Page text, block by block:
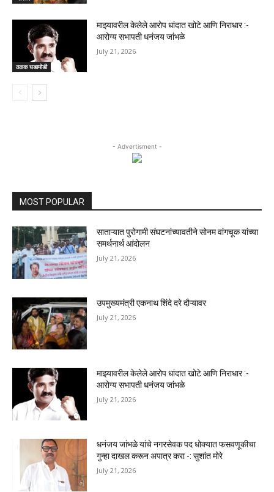
ठळक घडामोडी
माझ्यावरील केलेले आरोप धांदात खोटे आणि निराधार :-
आरोग्य सभापती धनंजय जांभळे
July 21, 2026
- Advertisment -
MOST POPULAR
साताऱ्यात पुरोगामी संघटनांच्यावतीने सोनम वांगचूक यांच्या
समर्थनार्थ आंदोलन
July 21, 2026
उपमुख्यमंत्री एकनाथ शिंदे दरे दौऱ्यावर
July 21, 2026
माझ्यावरील केलेले आरोप धांदात खोटे आणि निराधार :-
आरोग्य सभापती धनंजय जांभळे
July 21, 2026
धनंजय जांभळे यांचे नगरसेवक पद धोक्यात फसवणूकीचा
गुन्हा दाखल करून अपात्र करा -: सुशांत मोरे
July 21, 2026